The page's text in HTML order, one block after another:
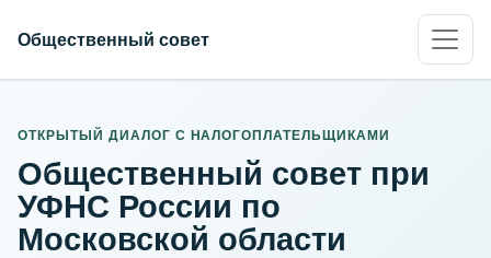
Общественный совет
ОТКРЫТЫЙ ДИАЛОГ С НАЛОГОПЛАТЕЛЬЩИКАМИ
Общественный совет при
УФНС России по
Московской области
ИНН организации
Адрес для нормализации